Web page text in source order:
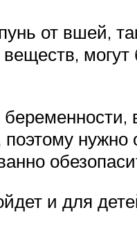
от вшей,
и для